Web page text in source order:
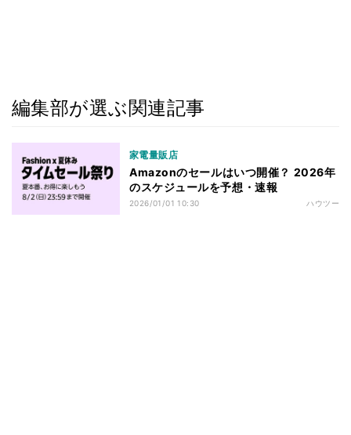
編集部が選ぶ関連記事
家電量販店
Amazonのセールはいつ開催？ 2026年
のスケジュールを予想・速報
2026/01/01 10:30 ハウツー